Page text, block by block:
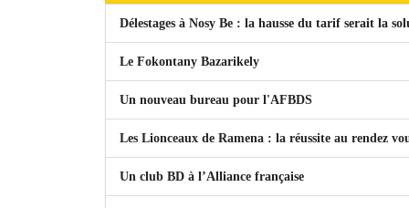
Délestages à Nosy Be : la hausse du tarif serait la
Le Fokontany Bazarikely
Un nouveau bureau pour l'AFBDS
Les Lionceaux de Ramena : la réussite au rendez
Un club BD à l’Alliance française